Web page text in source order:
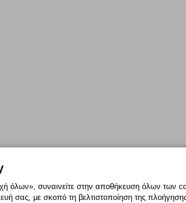
όλων», συναινείτε στην αποθήκευση όλων των
σας, με σκοπό τη βελτιστοποίηση της